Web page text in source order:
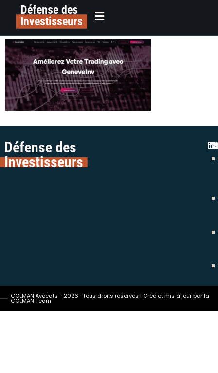
principalDéfense des
Investisseurs
alerte arnaque trading geneveinv
avis colman avocats escroquerie
Défense des
Investisseurs
COLMAN Avocats - 2026- Tous droits réservés | Créé et mis à jour par la
COLMAN Team